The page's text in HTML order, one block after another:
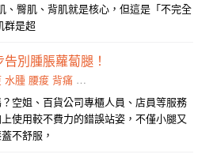
臀肌、背肌就是核心，但這是「不完全
群是超
別腫脹蘿蔔腿！
水腫 腰痠 背痛 壓力褲
空姐、百貨公司專櫃人員、店員等服務
使用較不費力的錯誤站姿，不僅小腿又
不舒服，